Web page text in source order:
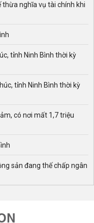
thừa nghĩa vụ tài chính khi
tỉnh Ninh Bình thời kỳ
tỉnh Ninh Bình thời kỳ
có nơi mất 1,7 triệu
sản đang thế chấp ngân